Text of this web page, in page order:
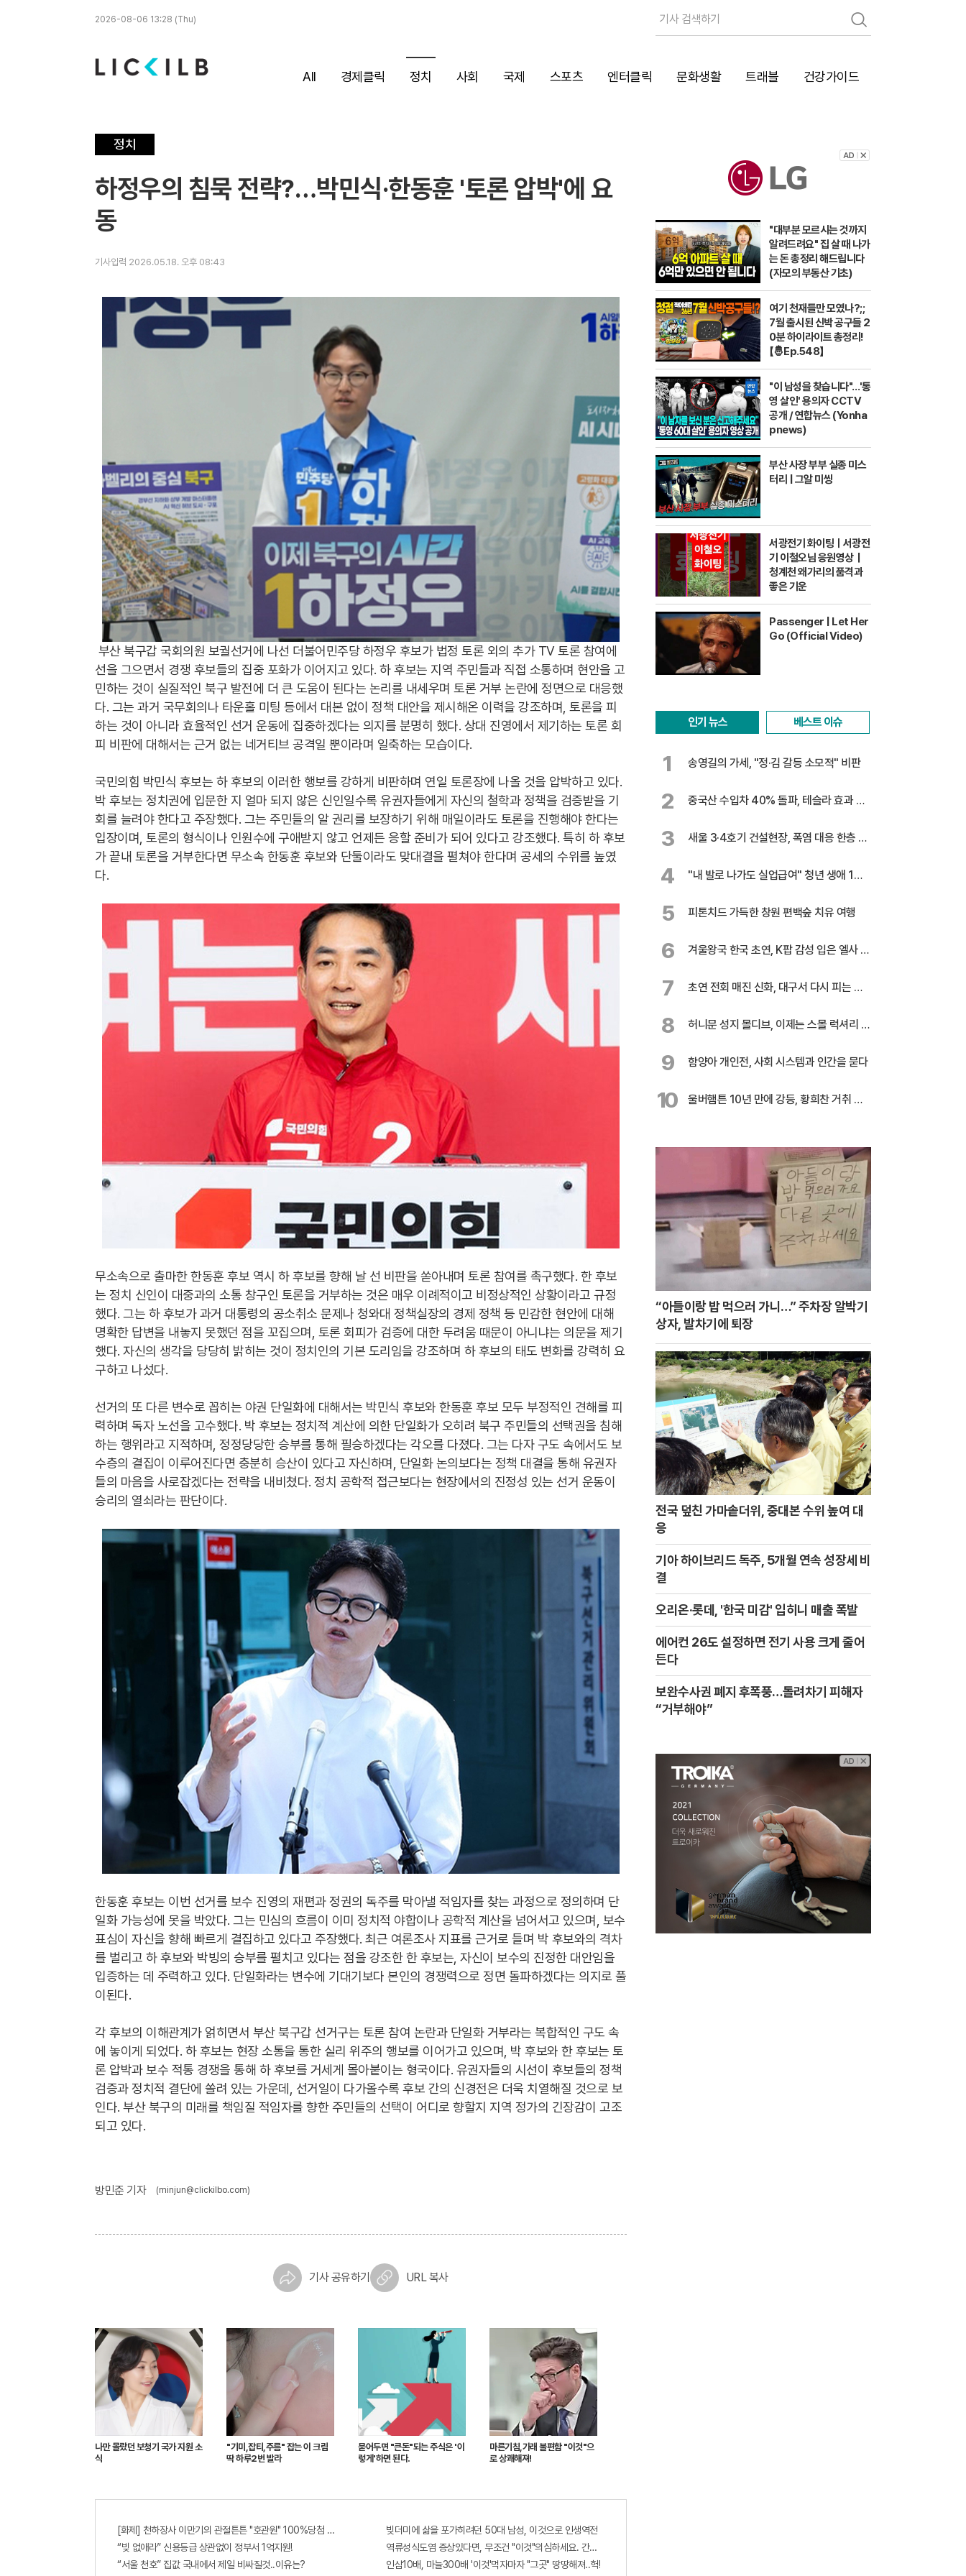
검
색
2026-08-06 13:28 (Thu)
All 경제클릭 정치 사회 국제 스포츠 엔터클릭 문화생활 트래블 건강가이드
정치
하정우의 침묵 전략?…박민식·한동훈 '토론 압박'에 요
동
기사입력 2026.05.18. 오후 08:43
부산 북구갑 국회의원 보궐선거에 나선 더불어민주당 하정우 후보가 법정 토론 외의 추가 TV 토론 참여에
선을 그으면서 경쟁 후보들의 집중 포화가 이어지고 있다. 하 후보는 지역 주민들과 직접 소통하며 현안을 고
민하는 것이 실질적인 북구 발전에 더 큰 도움이 된다는 논리를 내세우며 토론 거부 논란에 정면으로 대응했
다. 그는 과거 국무회의나 타운홀 미팅 등에서 대본 없이 정책 대안을 제시해온 이력을 강조하며, 토론을 피
하는 것이 아니라 효율적인 선거 운동에 집중하겠다는 의지를 분명히 했다. 상대 진영에서 제기하는 토론 회
피 비판에 대해서는 근거 없는 네거티브 공격일 뿐이라며 일축하는 모습이다.
국민의힘 박민식 후보는 하 후보의 이러한 행보를 강하게 비판하며 연일 토론장에 나올 것을 압박하고 있다.
박 후보는 정치권에 입문한 지 얼마 되지 않은 신인일수록 유권자들에게 자신의 철학과 정책을 검증받을 기
회를 늘려야 한다고 주장했다. 그는 주민들의 알 권리를 보장하기 위해 매일이라도 토론을 진행해야 한다는
입장이며, 토론의 형식이나 인원수에 구애받지 않고 언제든 응할 준비가 되어 있다고 강조했다. 특히 하 후보
가 끝내 토론을 거부한다면 무소속 한동훈 후보와 단둘이라도 맞대결을 펼쳐야 한다며 공세의 수위를 높였
다.
무소속으로 출마한 한동훈 후보 역시 하 후보를 향해 날 선 비판을 쏟아내며 토론 참여를 촉구했다. 한 후보
는 정치 신인이 대중과의 소통 창구인 토론을 거부하는 것은 매우 이례적이고 비정상적인 상황이라고 규정
했다. 그는 하 후보가 과거 대통령의 공소취소 문제나 청와대 정책실장의 경제 정책 등 민감한 현안에 대해
명확한 답변을 내놓지 못했던 점을 꼬집으며, 토론 회피가 검증에 대한 두려움 때문이 아니냐는 의문을 제기
했다. 자신의 생각을 당당히 밝히는 것이 정치인의 기본 도리임을 강조하며 하 후보의 태도 변화를 강력히 요
구하고 나섰다.
선거의 또 다른 변수로 꼽히는 야권 단일화에 대해서는 박민식 후보와 한동훈 후보 모두 부정적인 견해를 피
력하며 독자 노선을 고수했다. 박 후보는 정치적 계산에 의한 단일화가 오히려 북구 주민들의 선택권을 침해
하는 행위라고 지적하며, 정정당당한 승부를 통해 필승하겠다는 각오를 다졌다. 그는 다자 구도 속에서도 보
수층의 결집이 이루어진다면 충분히 승산이 있다고 자신하며, 단일화 논의보다는 정책 대결을 통해 유권자
들의 마음을 사로잡겠다는 전략을 내비쳤다. 정치 공학적 접근보다는 현장에서의 진정성 있는 선거 운동이
승리의 열쇠라는 판단이다.
한동훈 후보는 이번 선거를 보수 진영의 재편과 정권의 독주를 막아낼 적임자를 찾는 과정으로 정의하며 단
일화 가능성에 못을 박았다. 그는 민심의 흐름이 이미 정치적 야합이나 공학적 계산을 넘어서고 있으며, 보수
표심이 자신을 향해 빠르게 결집하고 있다고 주장했다. 최근 여론조사 지표를 근거로 들며 박 후보와의 격차
를 벌리고 하 후보와 박빙의 승부를 펼치고 있다는 점을 강조한 한 후보는, 자신이 보수의 진정한 대안임을
입증하는 데 주력하고 있다. 단일화라는 변수에 기대기보다 본인의 경쟁력으로 정면 돌파하겠다는 의지로 풀
이된다.
각 후보의 이해관계가 얽히면서 부산 북구갑 선거구는 토론 참여 논란과 단일화 거부라는 복합적인 구도 속
에 놓이게 되었다. 하 후보는 현장 소통을 통한 실리 위주의 행보를 이어가고 있으며, 박 후보와 한 후보는 토
론 압박과 보수 적통 경쟁을 통해 하 후보를 거세게 몰아붙이는 형국이다. 유권자들의 시선이 후보들의 정책
검증과 정치적 결단에 쏠려 있는 가운데, 선거일이 다가올수록 후보 간의 신경전은 더욱 치열해질 것으로 보
인다. 부산 북구의 미래를 책임질 적임자를 향한 주민들의 선택이 어디로 향할지 지역 정가의 긴장감이 고조
되고 있다.
방민준 기자 (minjun@clickilbo.com)
기사 공유하기 URL 복사
나만 몰랐던 보청기 국가 지원 소
식
"기미,잡티,주름" 잡는 이 크림
딱 하루2번 발라
묻어두면 "큰돈"되는 주식은 '이
렇게'하면 된다.
마른기침,가래 불편함 "이것"으
로 상쾌해져!
[화제] 천하장사 이만기의 관절튼튼 "호관원" 100%당첨 혜택 난리나!!
“빚 없애라” 신용등급 상관없이 정부서 1억지원!
“서울 천호” 집값 국내에서 제일 비싸질것..이유는?
빚더미에 삶을 포가히려던 50대 남성, 이것으로 인생역전
역류성식도염 증상있다면, 무조건 "이것"의심하세요. 간단치료법 나왔다!
인삼10배, 마늘300배 '이것'먹자마자 "그곳" 땅땅해져..헉!
"대부분 모르시는 것까지
알려드려요" 집 살 때 나가
는 돈 총정리 해드립니다
(자모의 부동산 기초)
여기 천재들만 모였나?;;
7월 출시된 신박 공구들 2
0분 하이라이트 총정리!
【🤴Ep.548】
"이 남성을 찾습니다"…'통
영 살인' 용의자 CCTV
공개 / 연합뉴스 (Yonha
pnews)
부산 사장 부부 실종 미스
터리 | 그알 미씽
서광전기 화이팅ㅣ서광전
기 이철오님 응원영상｜
청계천 왜가리의 품격과
좋은 기운
Passenger | Let Her
Go (Official Video)
인기 뉴스 베스트 이슈
1 송영길의 가세, "정·김 갈등 소모적" 비판
2 중국산 수입차 40% 돌파, 테슬라 효과 톡
톡
3 새울 3·4호기 건설현장, 폭염 대응 한층 강
4 "내 발로 나가도 실업급여" 청년 생애 1회
지급
5 피톤치드 가득한 창원 편백숲 치유 여행
6 겨울왕국 한국 초연, K팝 감성 입은 엘사 온
7 초연 전회 매진 신화, 대구서 다시 피는 민
들레
8 허니문 성지 몰디브, 이제는 스몰 럭셔리 시
대
9 함양아 개인전, 사회 시스템과 인간을 묻다
10 울버햄튼 10년 만에 강등, 황희찬 거취 불
“아들이랑 밥 먹으러 가니…” 주차장 알박기
상자, 발차기에 퇴장
전국 덮친 가마솥더위, 중대본 수위 높여 대
응
기아 하이브리드 독주, 5개월 연속 성장세 비
결
오리온·롯데, '한국 미감' 입히니 매출 폭발
에어컨 26도 설정하면 전기 사용 크게 줄어
든다
보완수사권 폐지 후폭풍…돌려차기 피해자
“거부해야”